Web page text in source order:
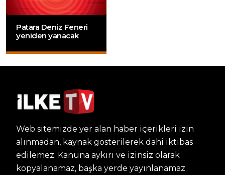
Patara Deniz Feneri
yeniden yanacak
Web sitemizde yer alan haber içerikleri izin
alınmadan, kaynak gösterilerek dahi iktibas
edilemez. Kanuna aykırı ve izinsiz olarak
kopyalanamaz, başka yerde yayınlanamaz.